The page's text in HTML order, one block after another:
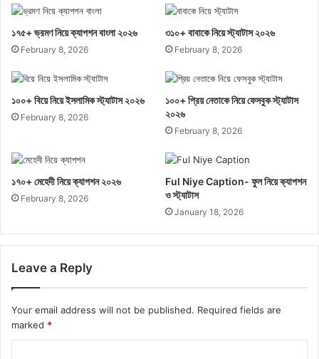
১৭৫+ ভ্রমণ নিয়ে ক্যাপশন বাংলা ২০২৬
February 8, 2026
৩১০+ বাবাকে নিয়ে স্ট্যাটাস ২০২৬
February 8, 2026
১০০+ বিয়ে নিয়ে ইসলামিক স্ট্যাটাস ২০২৬
February 8, 2026
১০০+ প্রিয় নেতাকে নিয়ে ফেসবুক স্ট্যাটাস
২০২৬
February 8, 2026
১৭০+ মেহেদী নিয়ে ক্যাপশন ২০২৬
February 8, 2026
Ful Niye Caption- ফুল নিয়ে ক্যাপশন
ও স্ট্যাটাস
January 18, 2026
Leave a Reply
Your email address will not be published. Required fields are
marked *